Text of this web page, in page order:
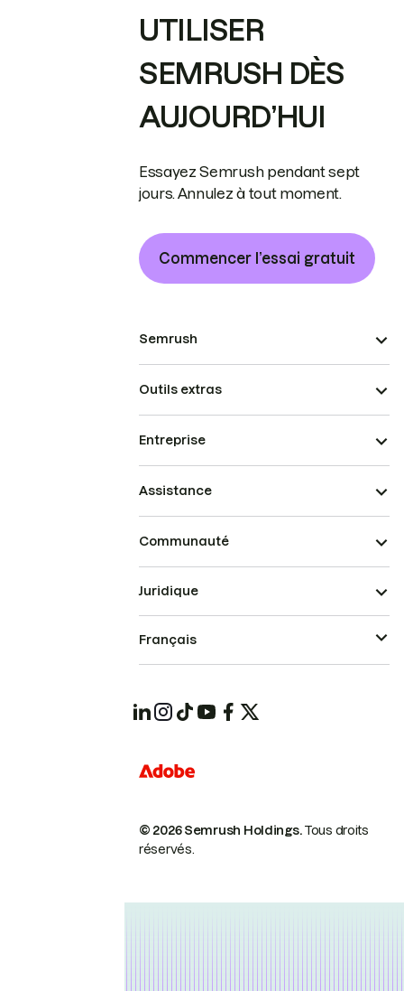
UTILISER
SEMRUSH DÈS
AUJOURD’HUI
Essayez Semrush pendant sept
jours. Annulez à tout moment.
Commencer l’essai gratuit
Semrush
Outils extras
Entreprise
Assistance
Communauté
© 2026 Semrush Holdings.Tous droits
réservés.
Juridique
Français